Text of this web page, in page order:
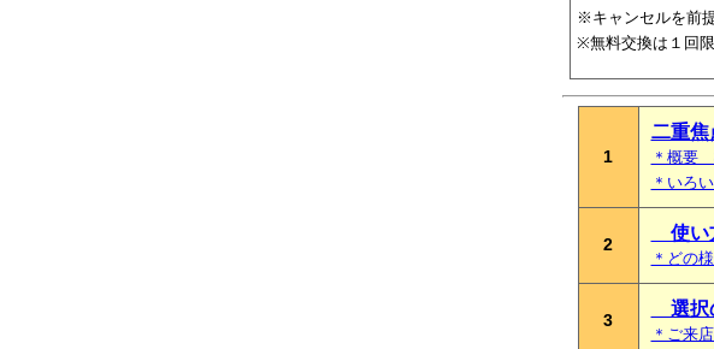
※キャンセルを前
※無料交換は１回
1
二重焦
＊概
＊いろ
2
使い
＊どの
3
選択
＊ご来